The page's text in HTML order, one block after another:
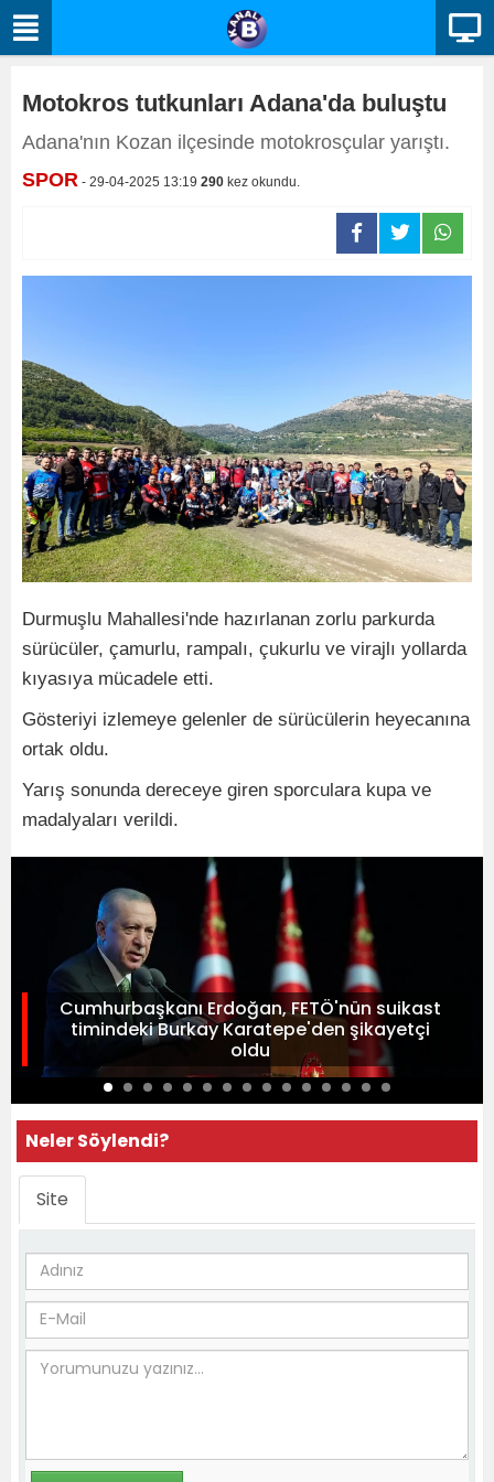
Motokros tutkunları Adana'da buluştu
Adana'nın Kozan ilçesinde motokrosçular yarıştı.
SPOR - 29-04-2025 13:19 290 kez okundu.
Durmuşlu Mahallesi'nde hazırlanan zorlu parkurda
sürücüler, çamurlu, rampalı, çukurlu ve virajlı yollarda
kıyasıya mücadele etti.
Gösteriyi izlemeye gelenler de sürücülerin heyecanına
ortak oldu.
Yarış sonunda dereceye giren sporculara kupa ve
madalyaları verildi.
Cumhurbaşkanı Erdoğan, FETÖ'nün suikast
timindeki Burkay Karatepe'den şikayetçi
oldu
Neler Söylendi?
Site